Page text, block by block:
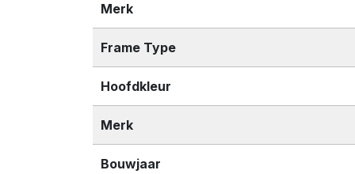
Merk
Frame Type
Hoofdkleur
Merk
Bouwjaar